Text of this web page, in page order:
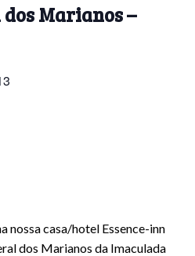
Marianos –
nossa casa/hotel Essence-inn
dos Marianos da Imaculada